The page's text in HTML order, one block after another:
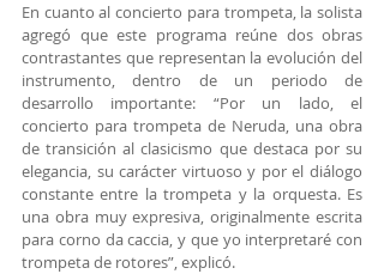
En cuanto al concierto para trompeta, la solista
agregó que este programa reúne dos obras
contrastantes que representan la evolución del
instrumento, dentro de un periodo de
desarrollo importante: “Por un lado, el
concierto para trompeta de Neruda, una obra
de transición al clasicismo que destaca por su
elegancia, su carácter virtuoso y por el diálogo
constante entre la trompeta y la orquesta. Es
una obra muy expresiva, originalmente escrita
para corno da caccia, y que yo interpretaré con
trompeta de rotores”, explicó.